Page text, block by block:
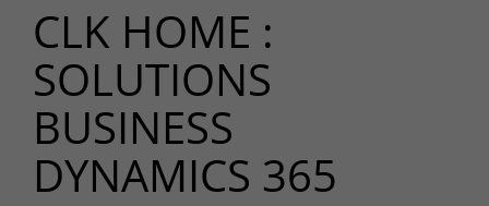
Access to the information area reserved for customers:
Customer area
Services Center
Support for incidents & service requests
+32(0)800/12.712 (Fr)
CLK HOME :
SOLUTIONS
BUSINESS
DYNAMICS 365